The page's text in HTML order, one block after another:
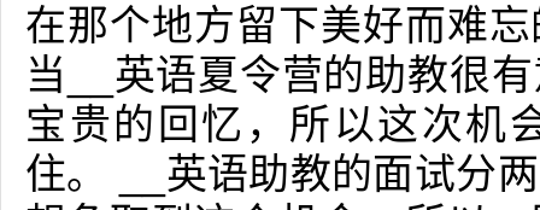
在那个地方留下美好而难
当__英语夏令营的助教很
宝贵的回忆，所以这次机
住。 __英语助教的面试分